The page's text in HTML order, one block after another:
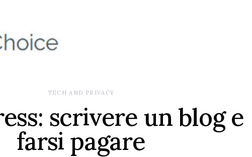
TECH AND PRIVACY
scrivere un blog e
farsi pagare